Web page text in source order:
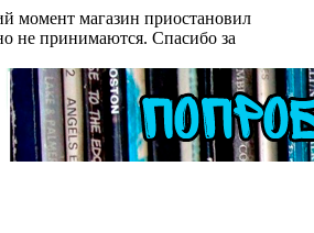
момент магазин приостановил
не принимаются. Спасибо за